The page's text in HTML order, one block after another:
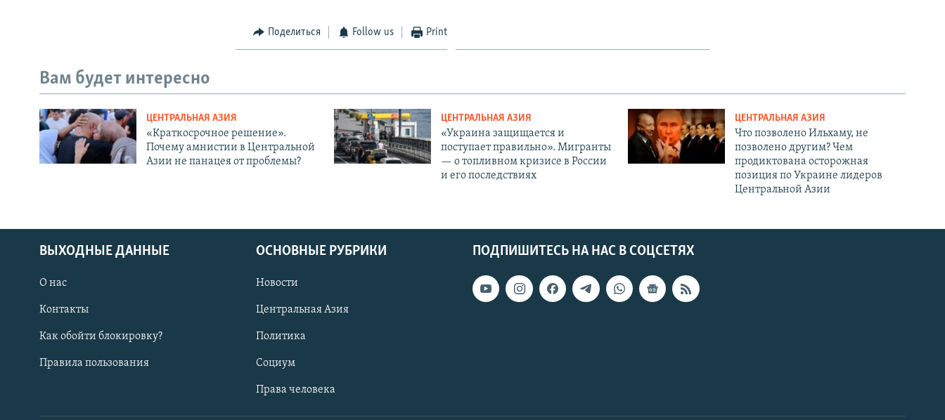
Поделиться Follow us Print
Вам будет интересно
ЦЕНТРАЛЬНАЯ АЗИЯ
«Краткосрочное решение».
Почему амнистии в Центральной
Азии не панацея от проблемы?
ЦЕНТРАЛЬНАЯ АЗИЯ
«Украина защищается и
поступает правильно». Мигранты
— о топливном кризисе в России
и его последствиях
ЦЕНТРАЛЬНАЯ АЗИЯ
Что позволено Ильхаму, не
позволено другим? Чем
продиктована осторожная
позиция по Украине лидеров
Центральной Азии
ПОДПИШИТЕСЬ НА НАС В СОЦСЕТЯХ
ВЫХОДНЫЕ ДАННЫЕ
О нас
Контакты
Как обойти блокировку?
Правила пользования
ОСНОВНЫЕ РУБРИКИ
Новости
Центральная Азия
Политика
Социум
Права человека